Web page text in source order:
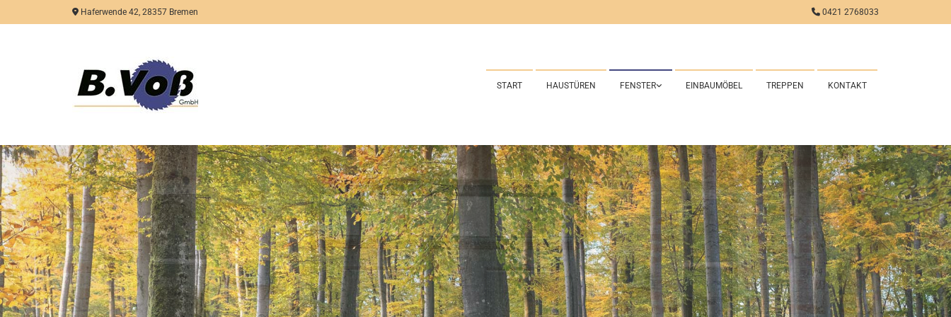
Zum Inhalt springen
 Haferwende 42, 28357 Bremen  0421 2768033
START HAUSTÜREN FENSTER EINBAUMÖBEL TREPPEN KONTAKT